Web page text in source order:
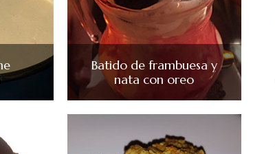
Batido de frambuesa y
nata con oreo